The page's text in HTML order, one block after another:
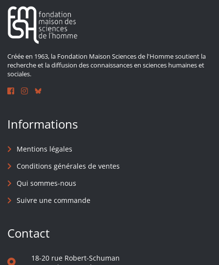
Créée en 1963, la Fondation Maison Sciences de l'Homme soutient la
recherche et la diffusion des connaissances en sciences humaines et
sociales.
Informations
Mentions légales
Conditions générales de ventes
Qui sommes-nous
Suivre une commande
Contact
18-20 rue Robert-Schuman